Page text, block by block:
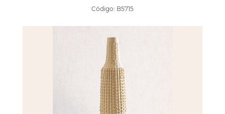
Código: B5715